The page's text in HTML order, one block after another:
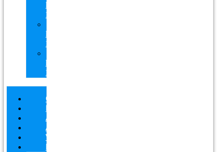
kerület
Masszázs
kerület
Masszázs
házhoz
Budapesten
Csapatunk
Masszázsaink
Ajándékutalvány
Áraink
Visszajelzések
Helyszín